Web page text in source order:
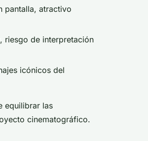
pantalla, atractivo
riesgo de interpretación
icónicos del
equilibrar las
cinematográfico.